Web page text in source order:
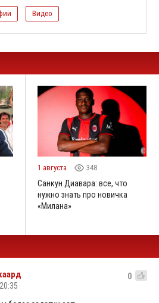
Видео
1 августа 348
Санкун Диавара: все, что
нужно знать про новичка
«Милана»
0